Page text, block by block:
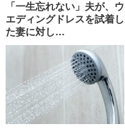
「一生忘れない」夫が、ウ
エディングドレスを試着し
た妻に対し…